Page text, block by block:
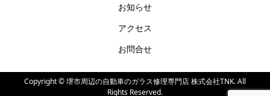
お知らせ
アクセス
お問合せ
Copyright ©堺市周辺の自動車のガラス修理専門店 株式会社TNK. All
Rights Reserved.